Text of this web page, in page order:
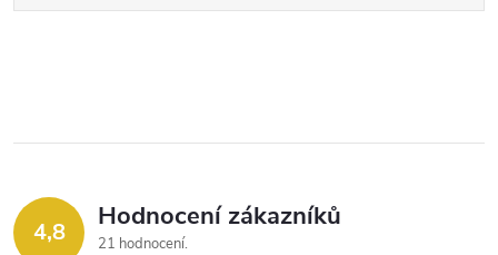
4,8 Hodnocení zákazníků
21 hodnocení